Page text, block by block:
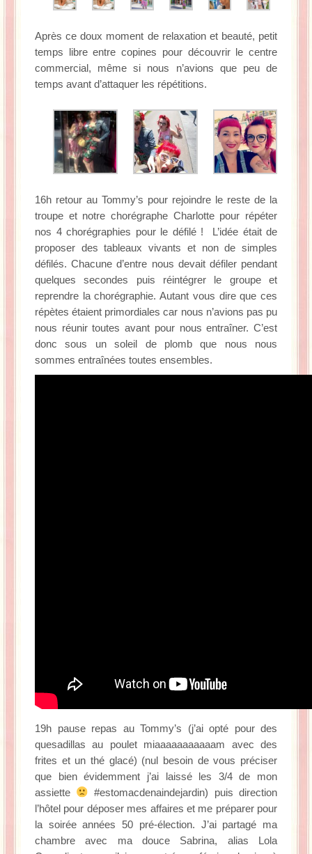
Après ce doux moment de relaxation et beauté, petit
temps libre entre copines pour découvrir le centre
commercial, même si nous n’avions que peu de
temps avant d’attaquer les répétitions.
16h retour au Tommy’s pour rejoindre le reste de la
troupe et notre chorégraphe Charlotte pour répéter
nos 4 chorégraphies pour le défilé ! L’idée était de
proposer des tableaux vivants et non de simples
défilés. Chacune d’entre nous devait défiler pendant
quelques secondes puis réintégrer le groupe et
reprendre la chorégraphie. Autant vous dire que ces
répètes étaient primordiales car nous n’avions pas pu
nous réunir toutes avant pour nous entraîner. C’est
donc sous un soleil de plomb que nous nous
sommes entraînées toutes ensembles.
19h pause repas au Tommy’s (j’ai opté pour des
quesadillas au poulet miaaaaaaaaaaam avec des
frites et un thé glacé) (nul besoin de vous préciser
que bien évidemment j’ai laissé les 3/4 de mon
assiette
#estomacdenaindejardin) puis direction
l’hôtel pour déposer mes affaires et me préparer pour
la soirée années 50 pré-élection. J’ai partagé ma
chambre avec ma douce Sabrina, alias Lola